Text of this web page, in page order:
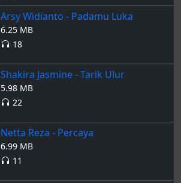
Arsy Widianto - Padamu Luka
6.25 MB
18
Shakira Jasmine - Tarik Ulur
5.98 MB
22
Netta Reza - Percaya
6.99 MB
11